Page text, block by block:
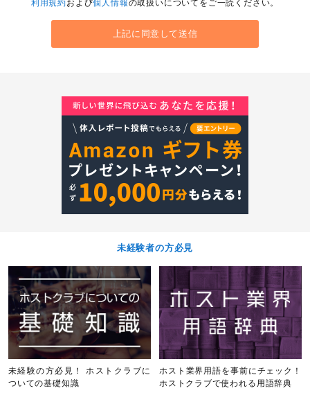
利用規約および個人情報の取扱いについてをご一読ください。
未経験者の方必見
未経験の方必見！ ホストクラブに
ついての基礎知識
ホスト業界用語を事前にチェック！
ホストクラブで使われる用語辞典